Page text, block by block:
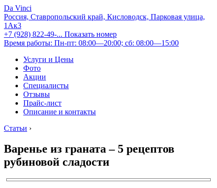
Da Vinci
Россия, Ставропольский край, Кисловодск, Парковая улица,
1Ак3
+7 (928) 822-49-... Показать номер
Время работы: Пн-пт: 08:00—20:00; сб: 08:00—15:00
Услуги и Цены
Фото
Акции
Специалисты
Отзывы
Прайс-лист
Описание и контакты
Статьи ›
Варенье из граната – 5 рецептов
рубиновой сладости